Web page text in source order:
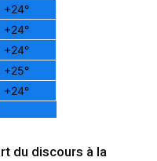
+24°
+24°
+24°
+25°
+24°
du discours à la